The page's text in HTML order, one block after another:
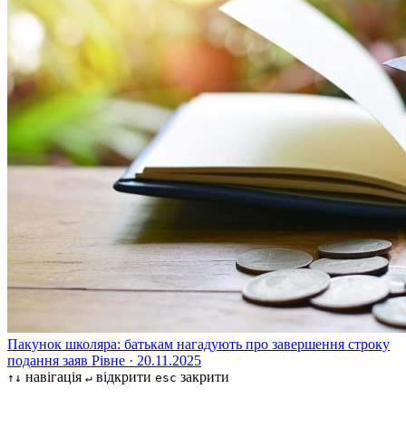
Пакунок школяра: батькам нагадують про завершення строку
подання заяв Рівне · 20.11.2025
↑↓ навігація ↵ відкрити esc закрити